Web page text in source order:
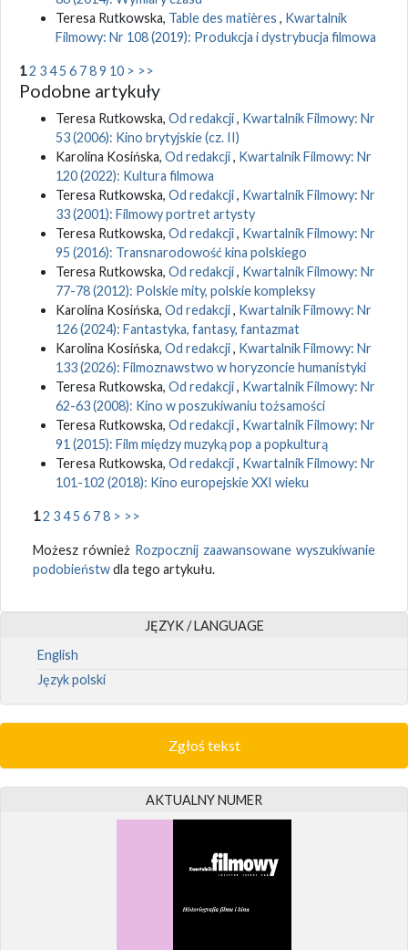
Teresa Rutkowska, Table des matières , Kwartalnik
Filmowy: Nr 108 (2019): Produkcja i dystrybucja filmowa
12 345 6 789 10 > >>
Podobne artykuły
Teresa Rutkowska, Od redakcji, Kwartalnik Filmowy: Nr
53 (2006): Kino brytyjskie (cz. II)
Karolina Kosińska, Od redakcji, Kwartalnik Filmowy: Nr
120 (2022): Kultura filmowa
Teresa Rutkowska, Od redakcji, Kwartalnik Filmowy: Nr
33 (2001): Filmowy portret artysty
Teresa Rutkowska, Od redakcji, Kwartalnik Filmowy: Nr
95 (2016): Transnarodowość kina polskiego
Teresa Rutkowska, Od redakcji, Kwartalnik Filmowy: Nr
77-78 (2012): Polskie mity, polskie kompleksy
Karolina Kosińska, Od redakcji, Kwartalnik Filmowy: Nr
126 (2024): Fantastyka, fantasy, fantazmat
Karolina Kosińska, Od redakcji, Kwartalnik Filmowy: Nr
133 (2026): Filmoznawstwo w horyzoncie humanistyki
Teresa Rutkowska, Od redakcji, Kwartalnik Filmowy: Nr
62-63 (2008): Kino w poszukiwaniu tożsamości
Teresa Rutkowska, Od redakcji, Kwartalnik Filmowy: Nr
91 (2015): Film między muzyką pop a popkulturą
Teresa Rutkowska, Od redakcji, Kwartalnik Filmowy: Nr
101-102 (2018): Kino europejskie XXI wieku
12 345 6 78 > >>
Możesz również Rozpocznij zaawansowane wyszukiwanie
podobieństwdla tego artykułu.
JĘZYK / LANGUAGE
English
Język polski
Zgłoś tekst
AKTUALNY NUMER